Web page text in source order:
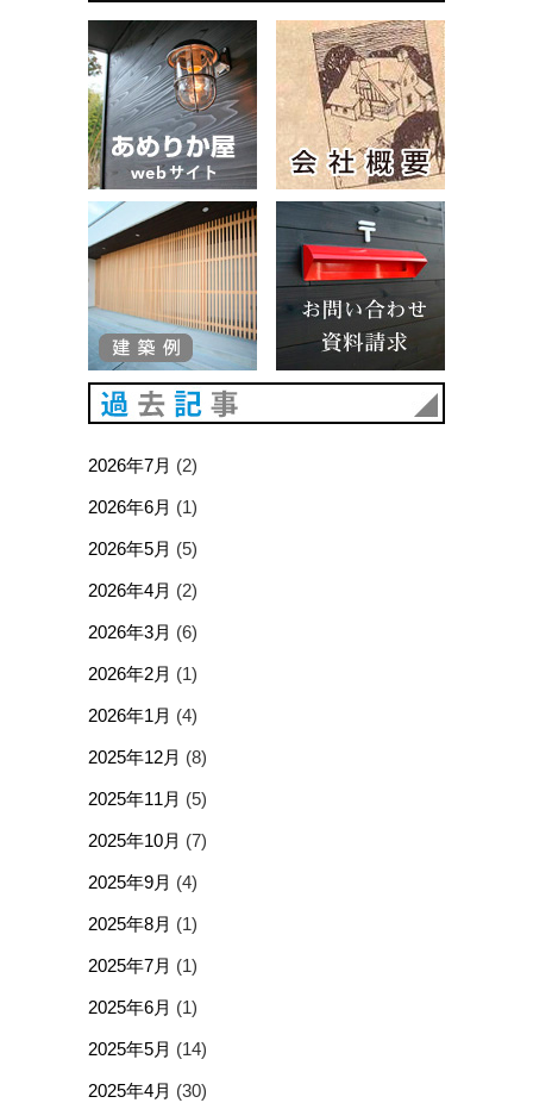
あめりか屋WEBサイト
2026年7月 (2)
2026年6月 (1)
2026年5月 (5)
2026年4月 (2)
2026年3月 (6)
2026年2月 (1)
2026年1月 (4)
2025年12月 (8)
2025年11月 (5)
2025年10月 (7)
2025年9月 (4)
2025年8月 (1)
2025年7月 (1)
2025年6月 (1)
2025年5月 (14)
2025年4月 (30)